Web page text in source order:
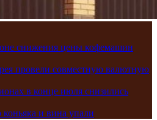
снижения цены кофемашин
провели совместную валютную
в конце июля снизились
и вина упали